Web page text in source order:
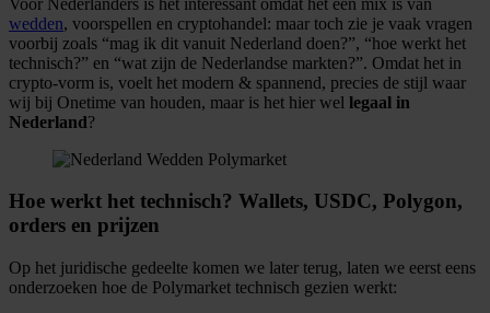
wedden, voorspellen en cryptohandel: maar toch zie je vaak vragen
voorbij zoals “mag ik dit vanuit Nederland doen?”, “hoe werkt het
technisch?” en “wat zijn de Nederlandse markten?”. Omdat het in
crypto-vorm is, voelt het modern & spannend, precies de stijl waar
wij bij Onetime van houden, maar is het hier wel legaal in
Nederland?
Hoe werkt het technisch? Wallets, USDC, Polygon,
orders en prijzen
Op het juridische gedeelte komen we later terug, laten we eerst eens
onderzoeken hoe de Polymarket technisch gezien werkt: